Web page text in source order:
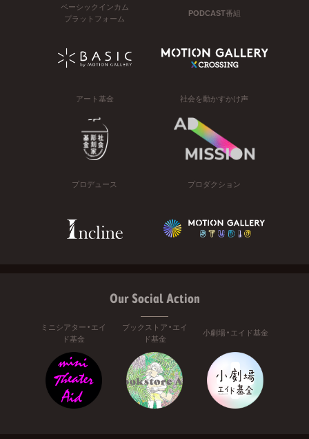
ベーシックインカム
プラットフォーム
PODCAST番組
アート基金 社会を動かすかけ声
プロデュース プロダクション
Our Social Action
ミニシアター・エイ
ド基金
ブックストア・エイ
ド基金
小劇場・エイド基金